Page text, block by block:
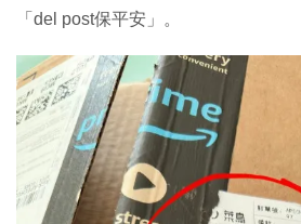
「del post保平安」。